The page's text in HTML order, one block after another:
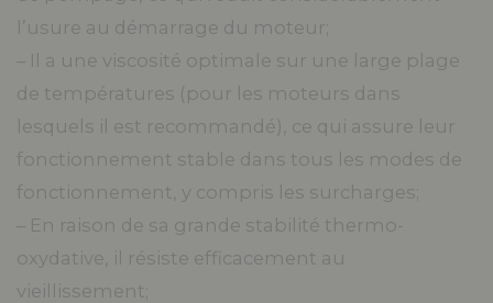
l’usure au démarrage du moteur;
– Il a une viscosité optimale sur une large plage
de températures (pour les moteurs dans
lesquels il est recommandé), ce qui assure leur
fonctionnement stable dans tous les modes de
fonctionnement, y compris les surcharges;
– En raison de sa grande stabilité thermo-
oxydative, il résiste efficacement au
vieillissement;